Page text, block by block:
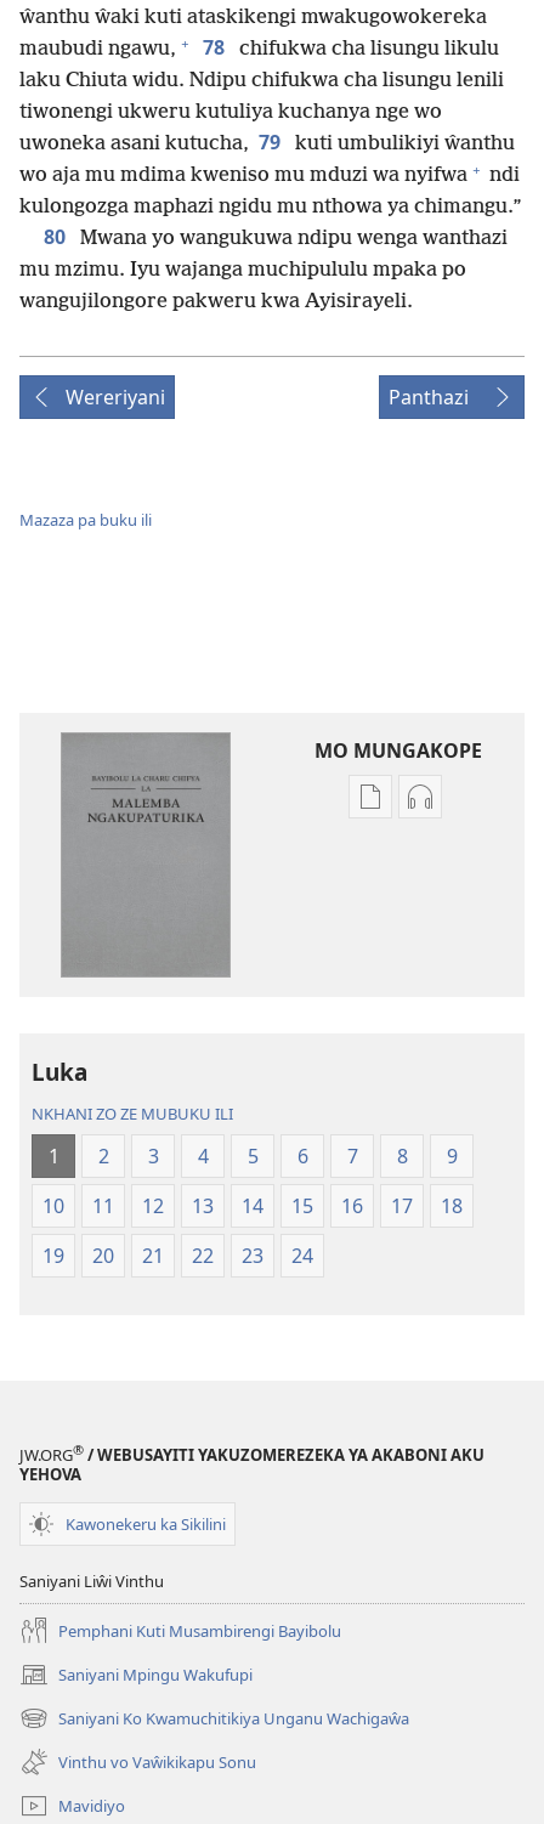
ŵanthu ŵaki kuti ataskikengi mwakugowokereka
maubudi ngawu, + 78
chifukwa cha lisungu likulu
laku Chiuta widu. Ndipu chifukwa cha lisungu lenili
tiwonengi ukweru kutuliya kuchanya nge wo
uwoneka asani kutucha, 79
kuti umbulikiyi ŵanthu
wo aja mu mdima kweniso mu mduzi wa nyifwa + ndi
kulongozga maphazi ngidu mu nthowa ya chimangu.”
80
Mwana yo wangukuwa ndipu wenga wanthazi
mu mzimu. Iyu wajanga muchipululu mpaka po
wangujilongore pakweru kwa Ayisirayeli.
Wereriyani Panthazi
Mazaza pa buku ili
MO MUNGAKOPE
NthowaNthowa
Luka
NKHANI ZO ZE MUBUKU ILI
1 2 3 4 5 6 7 8
9
10
11 12 13 14 15 16 17
18
19
20 21 22 23 24
JW.ORG® / WEBUSAYITI YAKUZOMEREZEKA YA AKABONI AKU
YEHOVA
Kawonekeru ka Sikilini
Saniyani Liŵi Vinthu
Pemphani Kuti Musambirengi Bayibolu
Saniyani Mpingu Wakufupi
(Lajula
Peji
Linyaki)
Saniyani Ko Kwamuchitikiya Unganu Wachigaŵa
(Lajula
Peji
Linyaki)
Vinthu vo Vaŵikikapu Sonu
Mavidiyo